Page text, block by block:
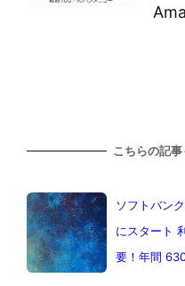
こちらの記
ソフトバン
にスタート
要！年間